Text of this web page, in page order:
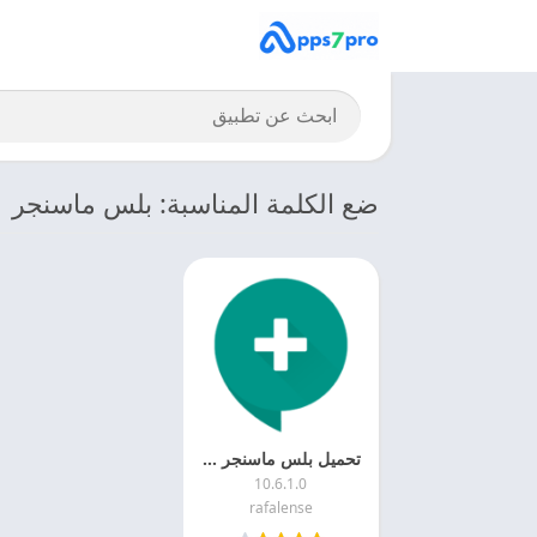
ضع الكلمة المناسبة: بلس ماسنجر
تحميل بلس ماسنجر 2026 Plus Messenger اخر اصدار مجانا
10.6.1.0
rafalense